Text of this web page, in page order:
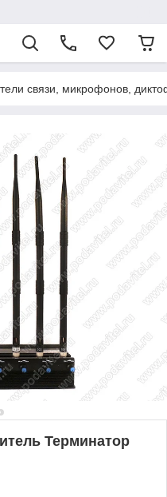
связи, микрофонов,
Терминатор